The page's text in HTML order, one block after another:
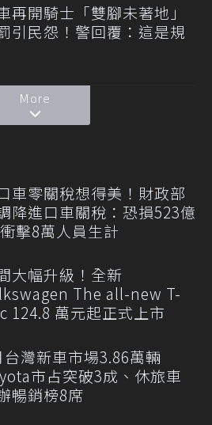
再開騎士「雙腳未著地」
引民怨！警回覆：這是規
More
車零關稅想得美！財政部
降進口車關稅：恐損523億
擊8萬人員生計
大幅升級！全新
The all-new T-
124.8 萬元起正式上市
台灣新車市場3.86萬輛
市占突破3成、休旅車
暢銷榜8席